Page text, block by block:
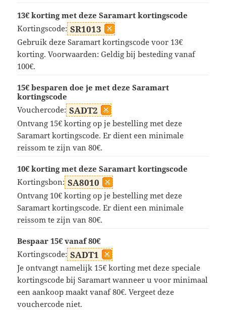
13€ korting met deze Saramart kortingscode
Kortingscode: SR1013
Gebruik deze Saramart kortingscode voor 13€
korting. Voorwaarden: Geldig bij besteding vanaf
100€.
15€ besparen doe je met deze Saramart
kortingscode
Vouchercode: SADT2
Ontvang 15€ korting op je bestelling met deze
Saramart kortingscode. Er dient een minimale
reissom te zijn van 80€.
10€ korting met deze Saramart kortingscode
Kortingsbon: SA8010
Ontvang 10€ korting op je bestelling met deze
Saramart kortingscode. Er dient een minimale
reissom te zijn van 80€.
Bespaar 15€ vanaf 80€
Kortingscode: SADT1
Je ontvangt namelijk 15€ korting met deze speciale
kortingscode bij Saramart wanneer u voor minimaal
een aankoop maakt vanaf 80€. Vergeet deze
vouchercode niet.